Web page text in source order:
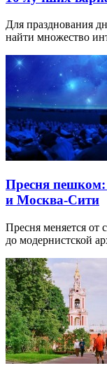
Для празднования
найти множество
Пресня пешком:
и Москва-Сити
Пресня меняется от
до модернистской